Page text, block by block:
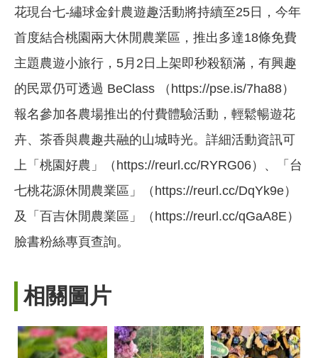
花現台七-繡球金針農遊趣活動將持續至25日，今年
首度結合桃園兩大休閒農業區，推出多達18條免費
主題農遊小旅行，5月2日上架即秒殺額滿，有興趣
的民眾仍可透過 BeClass （https://pse.is/7ha88）
報名參加各農場推出的付費體驗活動，輕鬆暢遊花
卉、茶香與農趣共融的山城時光。詳細活動資訊可
上「桃園好農」（https://reurl.cc/RYRG06）、「台
七桃花源休閒農業區」（https://reurl.cc/DqYk9e）
及「百吉休閒農業區」（https://reurl.cc/qGaA8E）
臉書粉絲專頁查詢。
相關圖片